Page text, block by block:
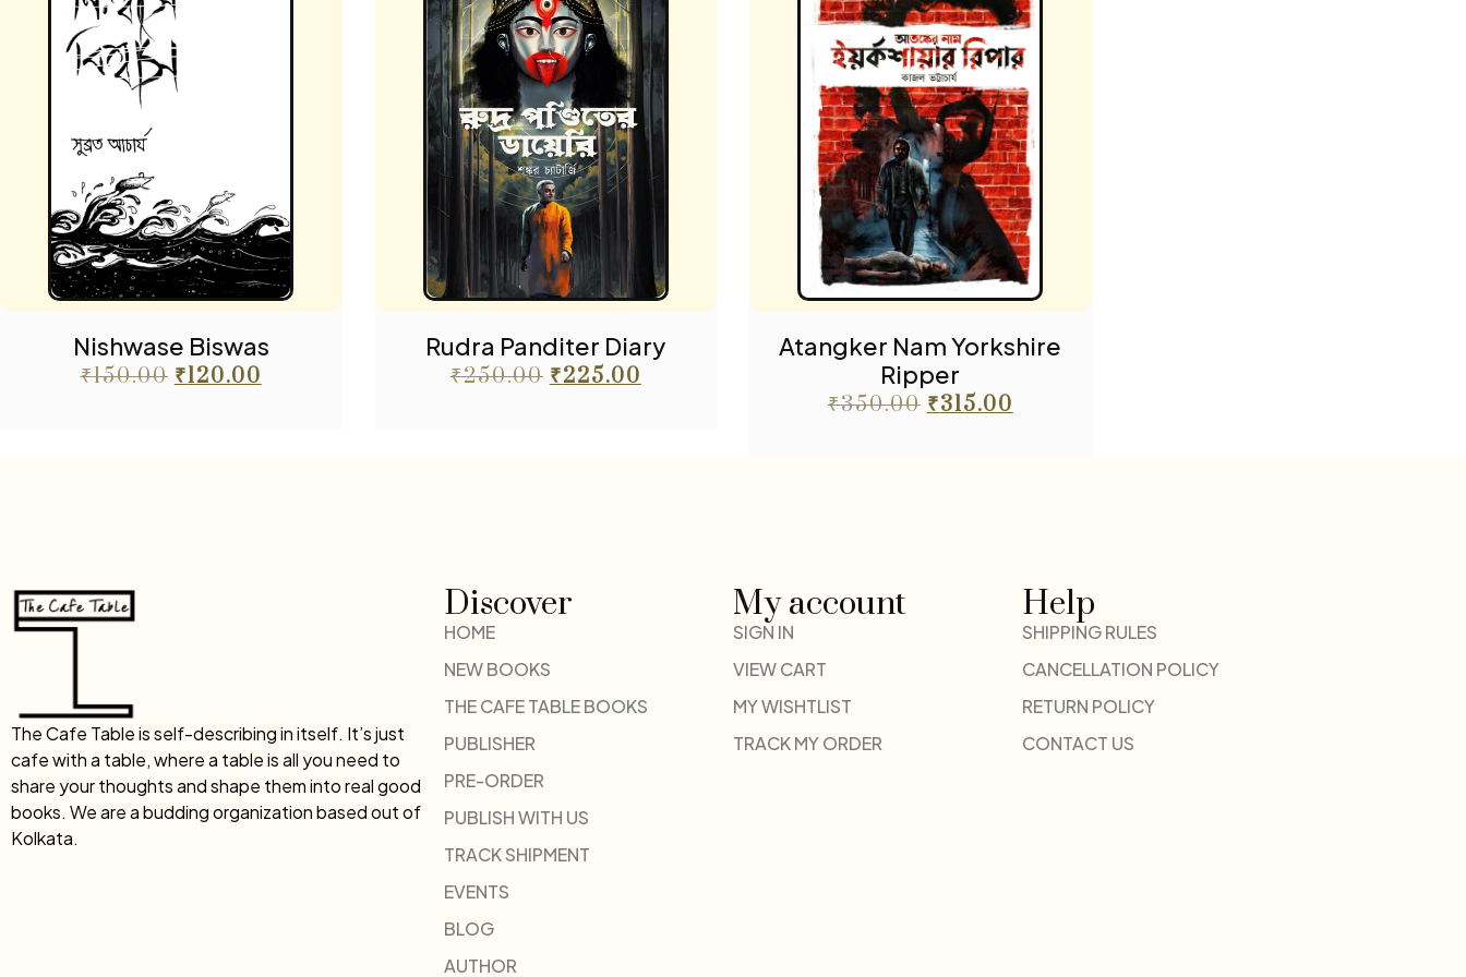
Nishwase Biswas
₹150.00 ₹120.00
Rudra Panditer Diary
₹250.00 ₹225.00
Atangker Nam Yorkshire
Ripper
₹350.00 ₹315.00
The Cafe Table is self-describing in itself. It’s just
cafe with a table, where a table is all you need to
share your thoughts and shape them into real good
books. We are a budding organization based out of
Kolkata.
Discover
HOME
NEW BOOKS
THE CAFE TABLE BOOKS
PUBLISHER
PRE-ORDER
PUBLISH WITH US
TRACK SHIPMENT
EVENTS
BLOG
AUTHOR
My account
SIGN IN
VIEW CART
MY WISHTLIST
TRACK MY ORDER
Help
SHIPPING RULES
CANCELLATION POLICY
RETURN POLICY
CONTACT US